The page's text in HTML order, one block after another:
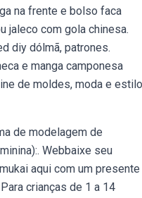
na frente e bolso faca
jaleco com gola chinesa.
diy dólmã, patrones.
e manga camponesa
de moldes, moda e estilo
de modelagem de
Webbaixe seu
aqui com um presente
crianças de 1 a 14